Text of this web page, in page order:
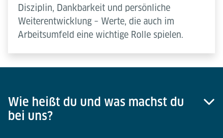
Disziplin, Dankbarkeit und persönliche
Weiterentwicklung – Werte, die auch im
Arbeitsumfeld eine wichtige Rolle spielen.
Wie heißt du und was machst du
bei uns?